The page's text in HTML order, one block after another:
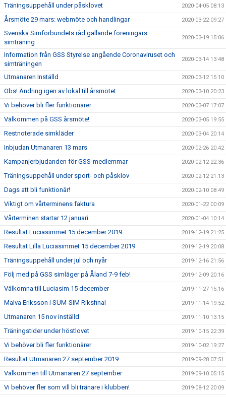
Träningsuppehåll under påsklovet 2020-04-05 08:13
Årsmöte 29 mars: webmöte och handlingar 2020-03-22 09:27
Svenska Simförbundets råd gällande föreningars
simträning
2020-03-19 15:06
Information från GSS Styrelse angående Coronaviruset och
simträningen
2020-03-14 13:48
Utmanaren Inställd 2020-03-12 15:10
Obs! Ändring igen av lokal till årsmötet 2020-03-10 20:23
Vi behöver bli fler funktionärer 2020-03-07 17:07
Välkommen på GSS årsmöte! 2020-03-05 19:55
Restnoterade simkläder 2020-03-04 20:14
Inbjudan Utmanaren 13 mars 2020-02-26 20:42
Kampanjerbjudanden för GSS-medlemmar 2020-02-12 22:36
Träningsuppehåll under sport- och påsklov 2020-02-12 21:13
Dags att bli funktionär! 2020-02-10 08:49
Viktigt om vårterminens faktura 2020-01-22 00:09
Vårterminen startar 12 januari 2020-01-04 10:14
Resultat Luciasimmet 15 december 2019 2019-12-19 21:25
Resultat Lilla Luciasimmet 15 december 2019 2019-12-19 20:08
Träningsuppehåll under jul och nyår 2019-12-16 21:56
Följ med på GSS simläger på Åland 7-9 feb! 2019-12-09 20:16
Välkomna till Luciasim 15 december 2019-11-27 15:16
Malva Eriksson i SUM-SIM Riksfinal 2019-11-14 19:52
Utmanaren 15 nov inställd 2019-11-10 13:15
Träningstider under höstlovet 2019-10-15 22:39
Vi behöver bli fler funktionärer 2019-10-02 19:27
Resultat Utmanaren 27 september 2019 2019-09-28 07:51
Välkommen till Utmanaren 27 september 2019-09-10 05:15
Vi behöver fler som vill bli tränare i klubben! 2019-08-12 20:09